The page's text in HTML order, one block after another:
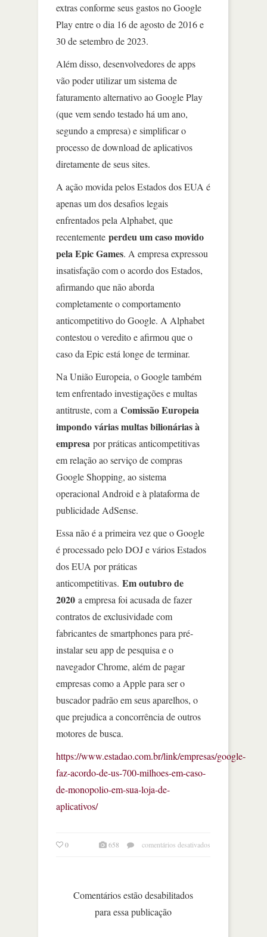
extras conforme seus gastos no Google
Play entre o dia 16 de agosto de 2016 e
30 de setembro de 2023.
Além disso, desenvolvedores de apps
vão poder utilizar um sistema de
faturamento alternativo ao Google Play
(que vem sendo testado há um ano,
segundo a empresa) e simplificar o
processo de download de aplicativos
diretamente de seus sites.
A ação movida pelos Estados dos EUA é
apenas um dos desafios legais
enfrentados pela Alphabet, que
recentemente perdeu um caso movido
pela Epic Games. A empresa expressou
insatisfação com o acordo dos Estados,
afirmando que não aborda
completamente o comportamento
anticompetitivo do Google. A Alphabet
contestou o veredito e afirmou que o
caso da Epic está longe de terminar.
Na União Europeia, o Google também
tem enfrentado investigações e multas
antitruste, com a Comissão Europeia
impondo várias multas bilionárias à
empresa por práticas anticompetitivas
em relação ao serviço de compras
Google Shopping, ao sistema
operacional Android e à plataforma de
publicidade AdSense.
Essa não é a primeira vez que o Google
é processado pelo DOJ e vários Estados
dos EUA por práticas
anticompetitivas. Em outubro de
2020 a empresa foi acusada de fazer
contratos de exclusividade com
fabricantes de smartphones para pré-
instalar seu app de pesquisa e o
navegador Chrome, além de pagar
empresas como a Apple para ser o
buscador padrão em seus aparelhos, o
que prejudica a concorrência de outros
motores de busca.
https://www.estadao.com.br/link/empresas/google-
faz-acordo-de-us-700-milhoes-em-caso-
de-monopolio-em-sua-loja-de-
aplicativos/
0 658 comentários desativados
Comentários estão desabilitados
para essa publicação